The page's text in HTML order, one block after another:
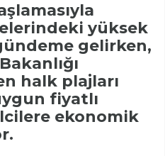
yüksek
gelirken,
halk plajları
fiyatlı
ekonomik